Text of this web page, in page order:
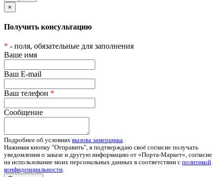
×
Получить консультацию
* - поля, обязательные для заполнения
Ваше имя
Ваш E-mail
Ваш телефон *
Сообщение
Подробнее об условиях вызова замерщика.
Нажимая кнопку "Отправить", я подтверждаю своё согласие получать
уведомления о заказе и другую информацию от «Порта-Маркет», согласие
на использование моих персональных данных в соответствии с политикой
конфиденциальности.